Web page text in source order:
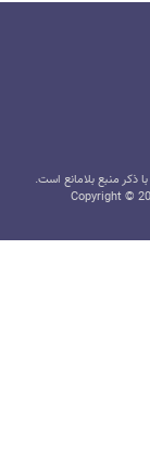
منبع بلامانع است.
Copyright ©